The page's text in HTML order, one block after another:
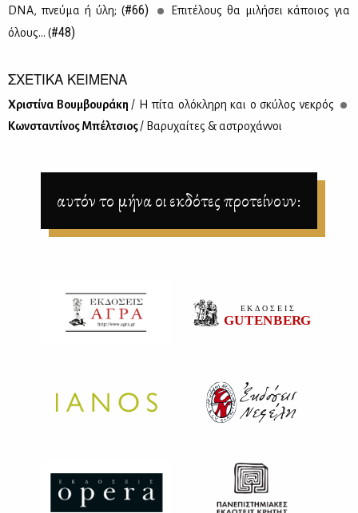
DNA, πνεύ­μα ή ύλη; (#66)
Επι­τέ­λους θα μι­λή­σει κά­ποιος για
όλους… (#48)
ΣΧΕΤΙΚΑ ΚΕΙΜΕΝΑ
Χρι­στί­να Βουμ­βου­ρά­κη / Η πί­τα ολό­κλη­ρη και ο σκύ­λος νε­κρός
Κων­στα­ντί­νος Μπέλ­τσιος/ Βα­ρυ­χαί­τες & αστρο­χάν­νοι
αυτόν το μήνα οι εκδότες προτείνουν: